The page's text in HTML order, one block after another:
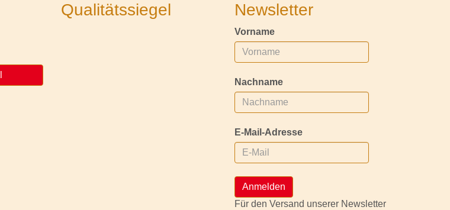
Qualitätssiegel Newsletter
Vorname
Nachname
E-Mail-Adresse
Anmelden
Für den Versand unserer Newsletter